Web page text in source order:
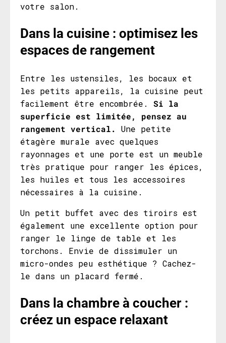
votre salon.
Dans la cuisine : optimisez les
espaces de rangement
Entre les ustensiles, les bocaux et
les petits appareils, la cuisine peut
facilement être encombrée. Si la
superficie est limitée, pensez au
rangement vertical. Une petite
étagère murale avec quelques
rayonnages et une porte est un meuble
très pratique pour ranger les épices,
les huiles et tous les accessoires
nécessaires à la cuisine.
Un petit buffet avec des tiroirs est
également une excellente option pour
ranger le linge de table et les
torchons. Envie de dissimuler un
micro-ondes peu esthétique ? Cachez-
le dans un placard fermé.
Dans la chambre à coucher :
créez un espace relaxant